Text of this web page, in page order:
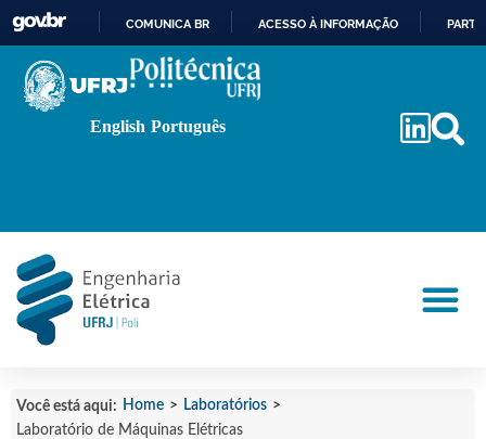
PARA
COMUNICA BR ACESSO À INFORMAÇÃO
English Português
Você está aqui: Home > Laboratórios >
Laboratório de Máquinas Elétricas